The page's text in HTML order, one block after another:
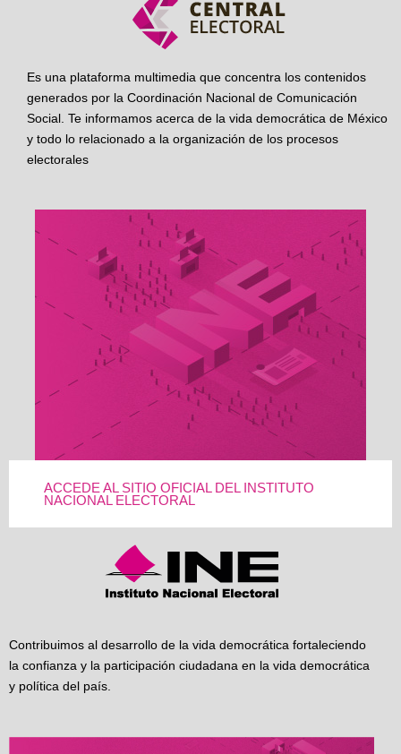
Es una plataforma multimedia que concentra los contenidos
generados por la Coordinación Nacional de Comunicación
Social. Te informamos acerca de la vida democrática de México
y todo lo relacionado a la organización de los procesos
electorales
ACCEDE AL SITIO OFICIAL DEL INSTITUTO
NACIONAL ELECTORAL
Contribuimos al desarrollo de la vida democrática fortaleciendo
la confianza y la participación ciudadana en la vida democrática
y política del país.